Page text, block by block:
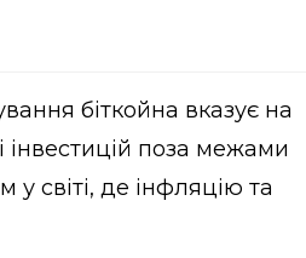
біткойна вказує на
поза межами
світі, де інфляцію та